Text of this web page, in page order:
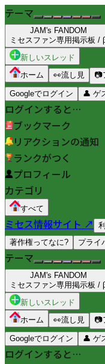
テーマ
JAM's FANDOM
ミセスファン専用掲示板 /
新しいスレッド
ホーム
👀流し見 📷
Googleでログイン 👤 ゲ
ログインすると…
ブックマーク
リアクションの通知
ランクがつく
プロフィール
カテゴリ
すべて
ミセス情報サイト ↗
著作権ってなに?
プライ
テーマ
JAM's FANDOM
ミセスファン専用掲示板 /
新しいスレッド
ホーム
👀流し見 📷
Googleでログイン 👤 ゲ
ログインすると…